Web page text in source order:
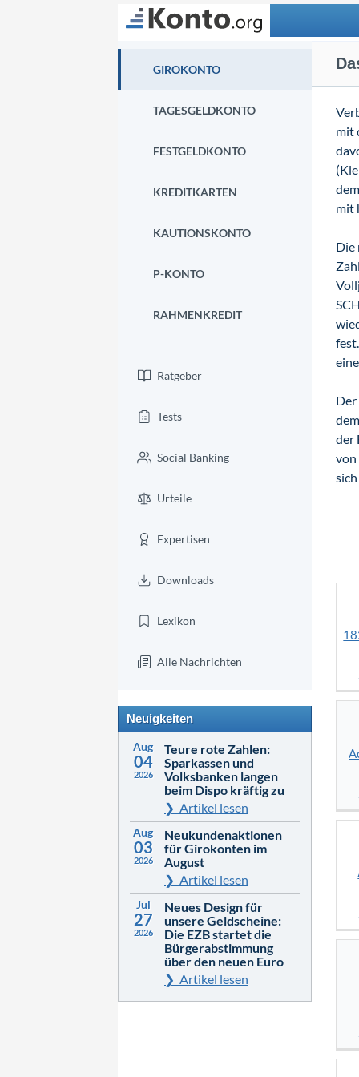
Suchen
mit
mit
Die
der
von
GIROKONTO
TAGESGELDKONTO
FESTGELDKONTO
KREDITKARTEN
KAUTIONSKONTO
P-KONTO
RAHMENKREDIT
Ratgeber
Tests
Social Banking
Urteile
Expertisen
Downloads
Lexikon
Alle Nachrichten
Neuigkeiten
Teure rote Zahlen:
Sparkassen und
Volksbanken langen
beim Dispo kräftig zu
Artikel lesen
Aug
04
2026
Neukundenaktionen
für Girokonten im
August
Artikel lesen
Aug
03
2026
Neues Design für
unsere Geldscheine:
Die EZB startet die
Bürgerabstimmung
über den neuen Euro
Artikel lesen
Jul
27
2026